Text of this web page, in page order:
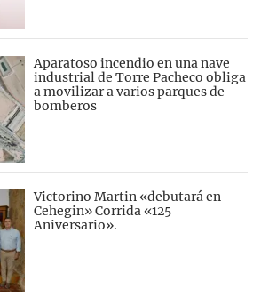
Aparatoso incendio en una nave
industrial de Torre Pacheco obliga
a movilizar a varios parques de
bomberos
Victorino Martin «debutará en
Cehegin» Corrida «125
Aniversario».